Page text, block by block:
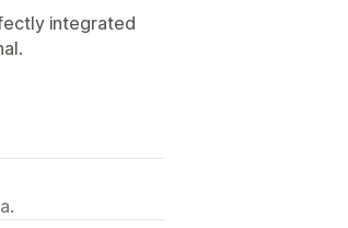
integrated